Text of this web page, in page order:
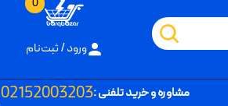
0
ورود / ثبت‌نام
مشاوره و خرید تلفنی :02152003203